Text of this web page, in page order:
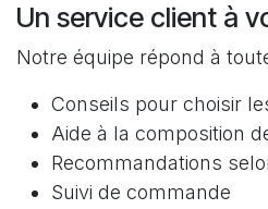
Un service client à
Notre équipe répond à
Conseils pour choisir
Aide à la composition
Recommandations
Suivi de commande